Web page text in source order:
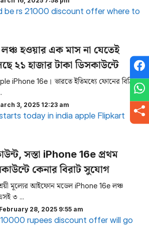
হওয়ার এক মাস না যেতেই
২১ হাজার টাকা ডিসকাউন্টে
iPhone 16e। ভারতে ইতিমধ্যে ফোনের বিক্রি
3, 2025 12:23 am
সস্তা iPhone 16e প্রথম
কেনার বিরাট সুযোগ
মূল্যের আইফোন মডেল iPhone 16e লঞ্চ
৩ ...
February 28, 2025 9:55 am